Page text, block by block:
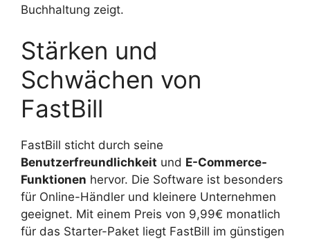
Buchhaltung zeigt.
Stärken und
Schwächen von
FastBill
FastBill sticht durch seine
Benutzerfreundlichkeit und E-Commerce-
Funktionen hervor. Die Software ist besonders
für Online-Händler und kleinere Unternehmen
geeignet. Mit einem Preis von 9,99€ monatlich
für das Starter-Paket liegt FastBill im günstigen